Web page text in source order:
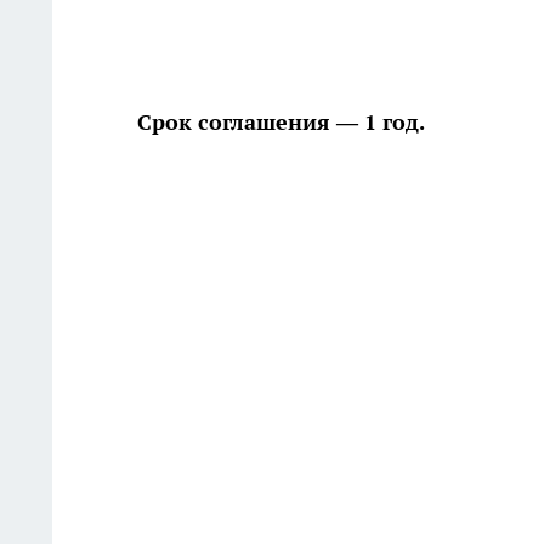
Срок соглашения — 1 год.